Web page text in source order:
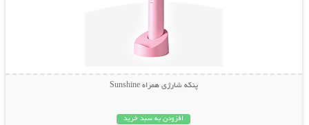
پنکه شارژی همراه Sunshine
افزودن به سبد خرید